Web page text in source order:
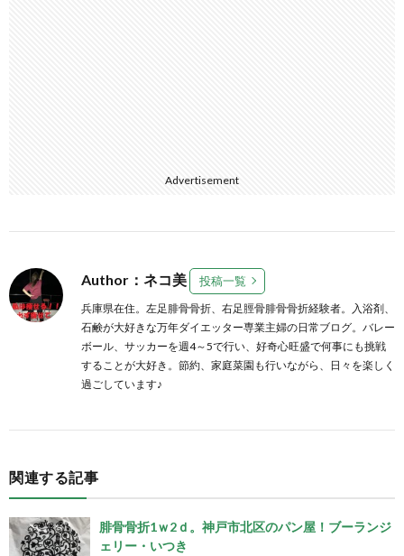
Advertisement
Author：ネコ美 投稿一覧
兵庫県在住。左足腓骨骨折、右足脛骨腓骨骨折経験者。入浴剤、
石鹸が大好きな万年ダイエッター専業主婦の日常ブログ。バレー
ボール、サッカーを週4～5で行い、好奇心旺盛で何事にも挑戦
することが大好き。節約、家庭菜園も行いながら、日々を楽しく
過ごしています♪
関連する記事
腓骨骨折1ｗ2ｄ。神戸市北区のパン屋！ブーランジ
ェリー・いつき